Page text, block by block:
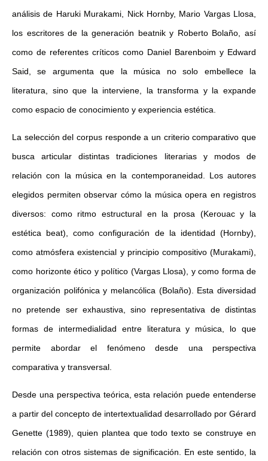
análisis de Haruki Murakami, Nick Hornby, Mario Vargas Llosa,
los escritores de la generación beatnik y Roberto Bolaño, así
como de referentes críticos como Daniel Barenboim y Edward
Said, se argumenta que la música no solo embellece la
literatura, sino que la interviene, la transforma y la expande
como espacio de conocimiento y experiencia estética.
La selección del corpus responde a un criterio comparativo que
busca articular distintas tradiciones literarias y modos de
relación con la música en la contemporaneidad. Los autores
elegidos permiten observar cómo la música opera en registros
diversos: como ritmo estructural en la prosa (Kerouac y la
estética beat), como configuración de la identidad (Hornby),
como atmósfera existencial y principio compositivo (Murakami),
como horizonte ético y político (Vargas Llosa), y como forma de
organización polifónica y melancólica (Bolaño). Esta diversidad
no pretende ser exhaustiva, sino representativa de distintas
formas de intermedialidad entre literatura y música, lo que
permite abordar el fenómeno desde una perspectiva
comparativa y transversal.
Desde una perspectiva teórica, esta relación puede entenderse
a partir del concepto de intertextualidad desarrollado por Gérard
Genette (1989), quien plantea que todo texto se construye en
relación con otros sistemas de significación. En este sentido, la